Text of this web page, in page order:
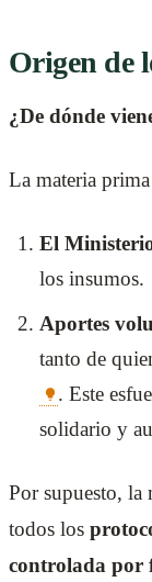
Origen de
¿De dónde
La materia
El
los insumos.
Aportes
tanto de
. Este
solidario y
Por supuesto, la
todos los
controlada por